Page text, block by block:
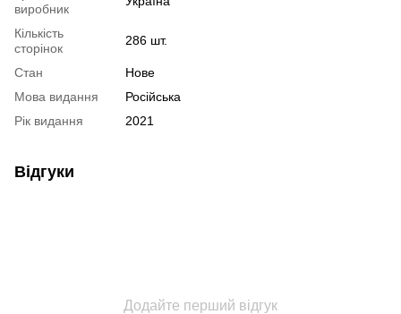
виробник
Кількість
сторінок
286 шт.
Стан
Нове
Мова видання
Російська
Рік видання
2021
Відгуки
Додайте перший відгук